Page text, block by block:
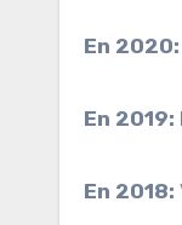
En 2020:
En 2019:
En 2018: